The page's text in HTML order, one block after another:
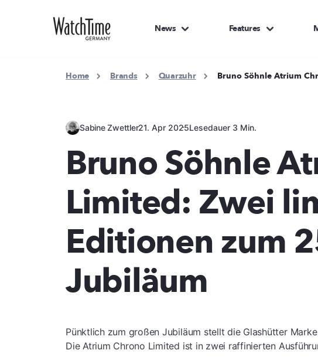
News Features
Home Brands Quarzuhr Bruno Söhnle Atrium
Sabine Zwettler21. Apr 2025Lesedauer 3 Min.
Bruno Söhnle
Limited: Zwei
Editionen zum
Jubiläum
Pünktlich zum großen Jubiläum stellt die Glashütter
Die Atrium Chrono Limited ist in zwei raffinierten